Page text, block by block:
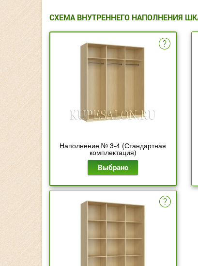
СХЕМА ВНУТРЕННЕГО НАПОЛНЕНИЯ
Наполнение № 3-4 (Стандартная
комплектация)
Выбрано